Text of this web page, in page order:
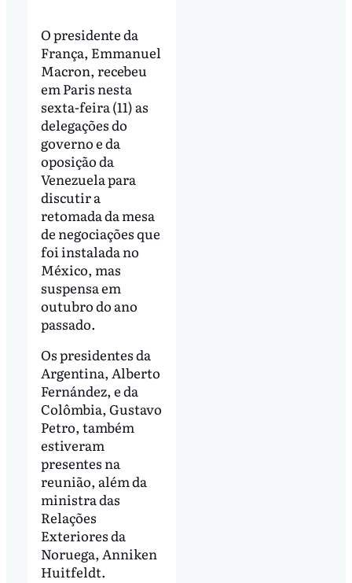
O presidente da
França, Emmanuel
Macron, recebeu
em Paris nesta
sexta-feira (11) as
delegações do
governo e da
oposição da
Venezuela para
discutir a
retomada da mesa
de negociações que
foi instalada no
México, mas
suspensa em
outubro do ano
passado.
Os presidentes da
Argentina, Alberto
Fernández, e da
Colômbia, Gustavo
Petro, também
estiveram
presentes na
reunião, além da
ministra das
Relações
Exteriores da
Noruega, Anniken
Huitfeldt.